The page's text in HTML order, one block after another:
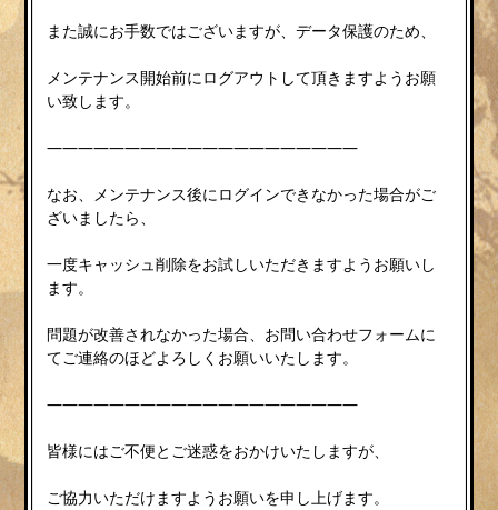
また誠にお手数ではございますが、データ保護のため、
メンテナンス開始前にログアウトして頂きますようお願
い致します。
————————————————————
なお、メンテナンス後にログインできなかった場合がご
ざいましたら、
一度キャッシュ削除をお試しいただきますようお願いし
ます。
問題が改善されなかった場合、お問い合わせフォームに
てご連絡のほどよろしくお願いいたします。
————————————————————
皆様にはご不便とご迷惑をおかけいたしますが、
ご協力いただけますようお願いを申し上げます。